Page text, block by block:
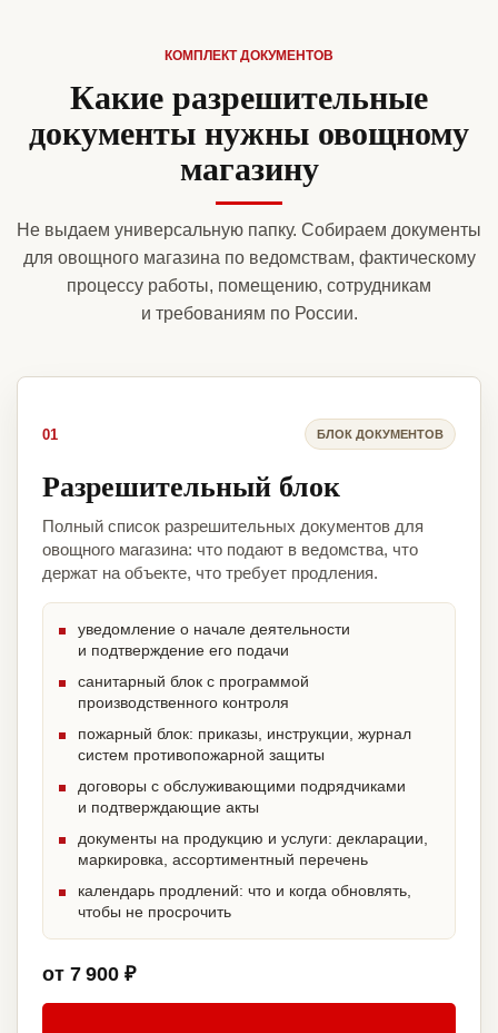
КОМПЛЕКТ ДОКУМЕНТОВ
Какие разрешительные
документы нужны овощному
магазину
Не выдаем универсальную папку. Собираем документы
для овощного магазина по ведомствам, фактическому
процессу работы, помещению, сотрудникам
и требованиям по России.
01 БЛОК ДОКУМЕНТОВ
Разрешительный блок
Полный список разрешительных документов для
овощного магазина: что подают в ведомства, что
держат на объекте, что требует продления.
уведомление о начале деятельности
и подтверждение его подачи
санитарный блок с программой
производственного контроля
пожарный блок: приказы, инструкции, журнал
систем противопожарной защиты
договоры с обслуживающими подрядчиками
и подтверждающие акты
документы на продукцию и услуги: декларации,
маркировка, ассортиментный перечень
календарь продлений: что и когда обновлять,
чтобы не просрочить
от 7 900 ₽